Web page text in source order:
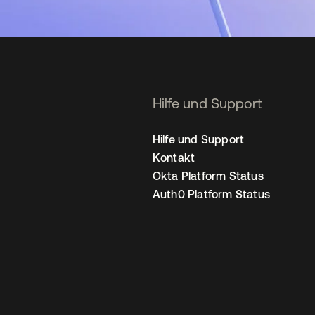
Hilfe und Support
Hilfe und Support
Kontakt
Okta Platform Status
Auth0 Platform Status